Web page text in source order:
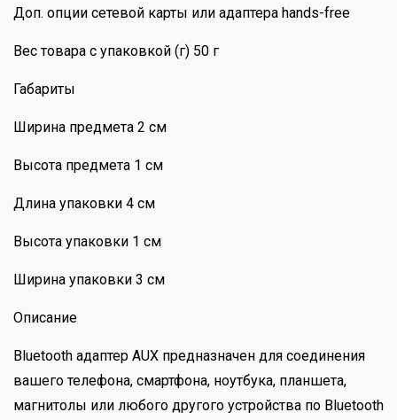
Доп. опции сетевой карты или адаптера hands-free
Вес товара с упаковкой (г) 50 г
Габариты
Ширина предмета 2 см
Высота предмета 1 см
Длина упаковки 4 см
Высота упаковки 1 см
Ширина упаковки 3 см
Описание
Bluetooth адаптер AUX предназначен для соединения
вашего телефона, смартфона, ноутбука, планшета,
магнитолы или любого другого устройства по Bluetooth